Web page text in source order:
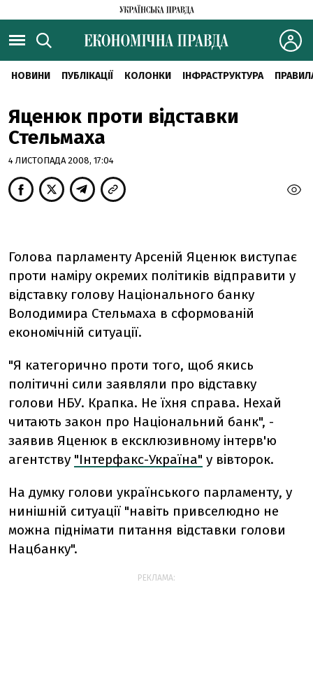
НОВИНИ ПУБЛІКАЦІЇ КОЛОНКИ ІНФРАСТРУКТУРА
Яценюк проти відставки
Стельмаха
4 ЛИСТОПАДА 2008, 17:04
Голова парламенту Арсеній Яценюк виступає
проти наміру окремих політиків відправити у
відставку голову Національного банку
Володимира Стельмаха в сформованій
економічній ситуації.
"Я категорично проти того, щоб якись
політичні сили заявляли про відставку
голови НБУ. Крапка. Не їхня справа. Нехай
читають закон про Національний банк", -
заявив Яценюк в ексклюзивному інтерв'ю
агентству "Інтерфакс-Україна" у вівторок.
На думку голови українського парламенту, у
нинішній ситуації "навіть привселюдно не
можна піднімати питання відставки голови
Нацбанку".
РЕКЛАМА: